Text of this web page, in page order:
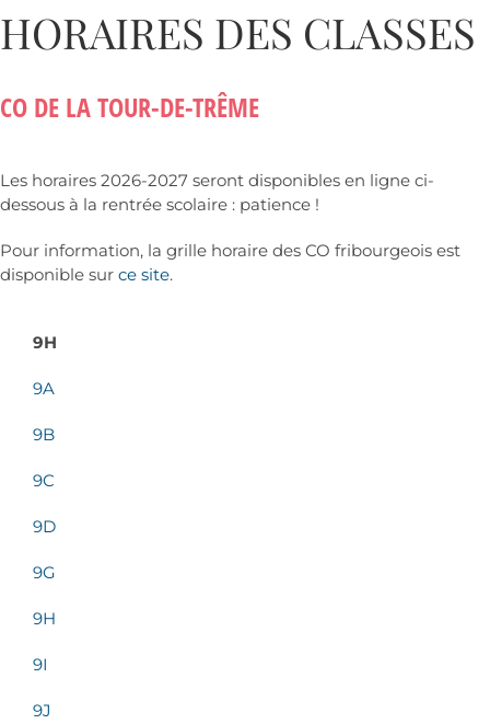
HORAIRES DES CLASSES
CO DE LA TOUR-DE-TRÊME
Les horaires 2026-2027 seront disponibles en ligne ci-
dessous à la rentrée scolaire : patience !
Pour information, la grille horaire des CO fribourgeois est
disponible sur ce site.
9H
9A
9B
9C
9D
9G
9H
9I
9J